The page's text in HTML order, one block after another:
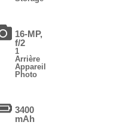
16-MP,
f/2
1
Arrière
Appareil
Photo
3400
mAh